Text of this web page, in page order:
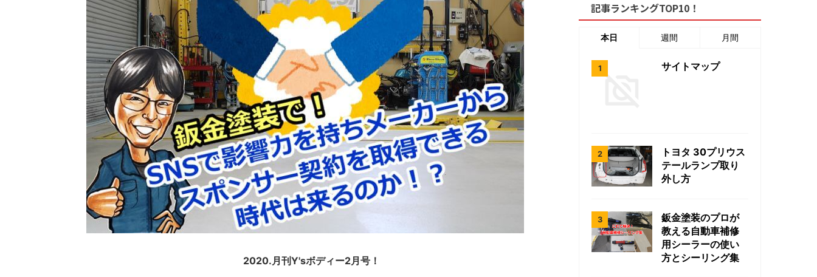
2020.月刊Y'sボディー2月号！
記事ランキングTOP10！
本日 週間 月間
サイトマップ
トヨタ 30プリウス
テールランプ取り
外し方
鈑金塗装のプロが
教える自動車補修
用シーラーの使い
方とシーリング集